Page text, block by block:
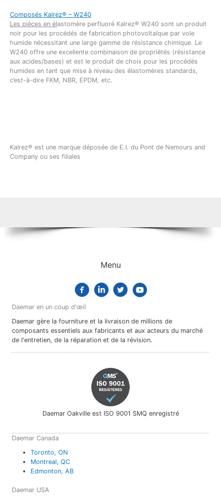
Composés Kalrez® – W240
Les pièces en élastomère perfluoré Kalrez® W240 sont un produit
noir pour les procédés de fabrication photovoltaïque par voie
humide nécessitant une large gamme de résistance chimique. Le
W240 offre une excellente combinaison de propriétés (résistance
aux acides/bases) et est le produit de choix pour les procédés
humides en tant que mise à niveau des élastomères standards,
c’est-à-dire FKM, NBR, EPDM, etc.
Kalrez® est une marque déposée de E.I. du Pont de Nemours and
Company ou ses filiales
Menu
Daemar en un coup d'œil
Daemar gère la fourniture et la livraison de millions de
composants essentiels aux fabricants et aux acteurs du marché
de l'entretien, de la réparation et de la révision.
Daemar Oakville est ISO 9001 SMQ enregistré
Daemar Canada
Toronto, ON
Montreal, QC
Edmonton, AB
Daemar USA